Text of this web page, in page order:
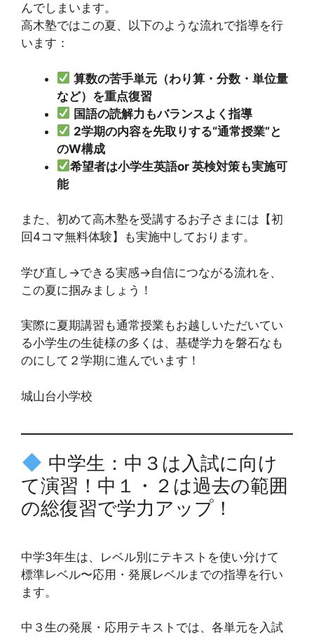
んでしまいます。
高木塾ではこの夏、以下のような流れで指導を行
います：
算数の苦手単元（わり算・分数・単位量
など）を重点復習
国語の読解力もバランスよく指導
2学期の内容を先取りする“通常授業”と
のW構成
希望者は小学生英語or 英検対策も実施可
能
また、初めて高木塾を受講するお子さまには【初
回4コマ無料体験】も実施中しております。
学び直し→できる実感→自信につながる流れを、
この夏に掴みましょう！
実際に夏期講習も通常授業もお越しいただいてい
る小学生の生徒様の多くは、基礎学力を磐石なも
のにして２学期に進んでいます！
城山台小学校
中学生：中３は入試に向け
て演習！中１・２は過去の範囲
の総復習で学力アップ！
中学3年生は、レベル別にテキストを使い分けて
標準レベル〜応用・発展レベルまでの指導を行い
ます。
中３生の発展・応用テキストでは、各単元を入試